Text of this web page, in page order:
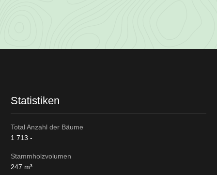
Statistiken
Total Anzahl der Bäume
1 713 -
Stammholzvolumen
247 m³